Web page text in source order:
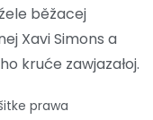
běžacej
Xavi Simons a
kruće zawjazałoj.
prawa